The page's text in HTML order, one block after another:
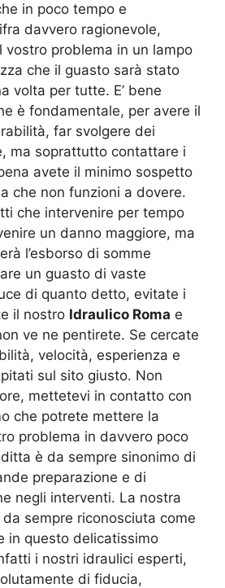
in poco tempo e
davvero ragionevole,
vostro problema in un lampo
che il guasto sarà stato
volta per tutte. E’ bene
è fondamentale, per avere il
far svolgere dei
ma soprattutto contattare i
avete il minimo sospetto
che non funzioni a dovere.
che intervenire per tempo
un danno maggiore, ma
l’esborso di somme
un guasto di vaste
di quanto detto, evitate i
il nostro Idraulico Roma e
ve ne pentirete. Se cercate
velocità, esperienza e
sul sito giusto. Non
mettetevi in contatto con
che potrete mettere la
problema in davvero poco
è da sempre sinonimo di
preparazione e di
negli interventi. La nostra
sempre riconosciuta come
in questo delicatissimo
i nostri idraulici esperti,
di fiducia,